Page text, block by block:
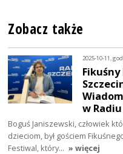
Zobacz także
2025-10-11,
w
Boguś Janiszewski, człowiek
dzieciom, był gościem
Festiwal, który… » więcej